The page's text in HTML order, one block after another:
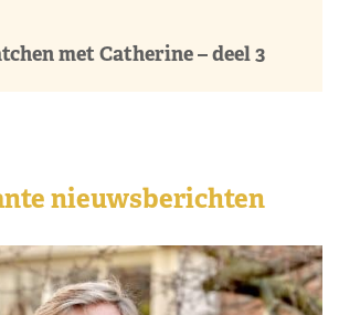
met Catherine – deel 3
nieuwsberichten